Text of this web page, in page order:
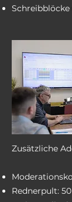
Zusätzliche
Rednerpult: